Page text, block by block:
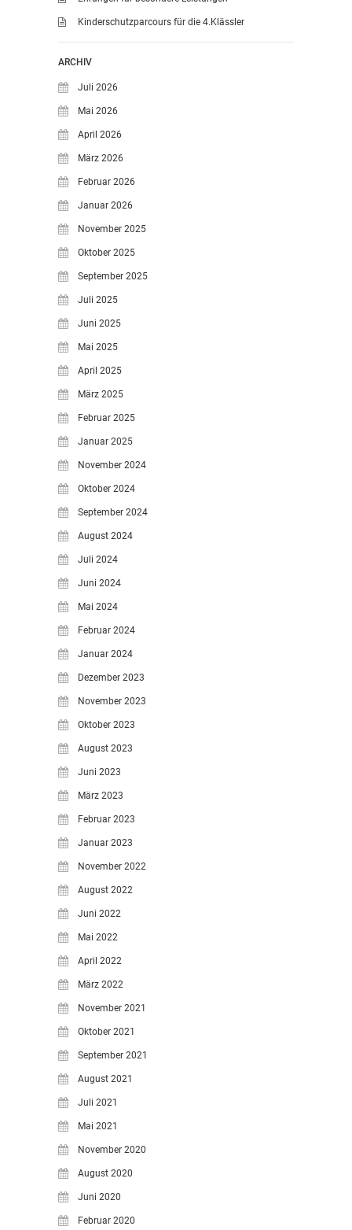
SCHULSOZIALARBEIT
BÜRO
GRUNDSCHULE
SCHULPROGRAMM
GANZTAGSGRUNDSCHULE
KONTAKT
OGGS DOWNLOADS
SCHULPFLEGSCHAFT
FÖRDERVEREIN
KOOPERATIONEN
DATENSCHUTZERKLÄRUNG
IMPRESSUM
Kinderschutzparcours für die 4.Klässler
ARCHIV
Juli 2026
Mai 2026
April 2026
März 2026
Februar 2026
Januar 2026
November 2025
Oktober 2025
September 2025
Juli 2025
Juni 2025
Mai 2025
April 2025
März 2025
Februar 2025
Januar 2025
November 2024
Oktober 2024
September 2024
August 2024
Juli 2024
Juni 2024
Mai 2024
Februar 2024
Januar 2024
Dezember 2023
November 2023
Oktober 2023
August 2023
Juni 2023
März 2023
Februar 2023
Januar 2023
November 2022
August 2022
Juni 2022
Mai 2022
April 2022
März 2022
November 2021
Oktober 2021
September 2021
August 2021
Juli 2021
Mai 2021
November 2020
August 2020
Juni 2020
Februar 2020